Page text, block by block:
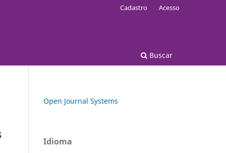
Buscar
Cadastro Acesso
Open Journal Systems
Idioma